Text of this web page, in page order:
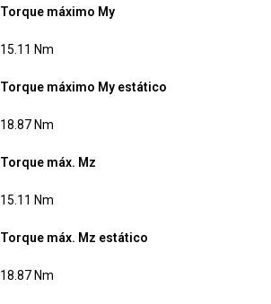
Torque máximo My
15.11 Nm
Torque máximo My estático
18.87 Nm
Torque máx. Mz
15.11 Nm
Torque máx. Mz estático
18.87 Nm